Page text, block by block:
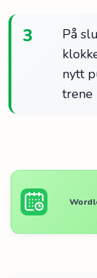
3
På
nytt
trene